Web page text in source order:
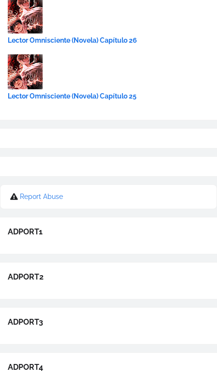
Lector Omnisciente (Novela) Capítulo 26
Lector Omnisciente (Novela) Capítulo 25
Report Abuse
ADPORT1
ADPORT2
ADPORT3
ADPORT4